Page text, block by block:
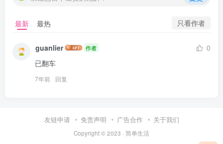
最新 最热 只看作者
guanlier 作者
0
已翻车
7年前 回复
友链申请 免责声明 广告合作 关于我们
Copyright © 2023 · 简单生活